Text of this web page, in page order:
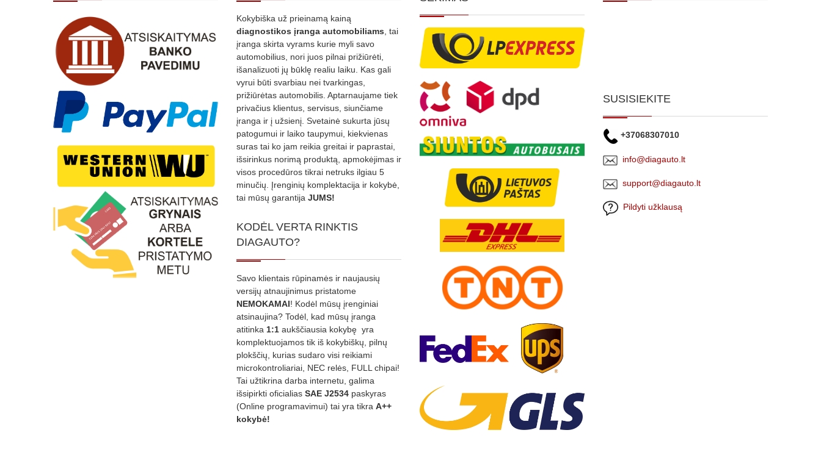
Kokybiška už prieinamą kainą
diagnostikos įranga automobiliams , tai
įranga skirta vyrams kurie myli savo
automobilius, nori juos pilnai prižiūrėti,
išanalizuoti jų būklę realiu laiku. Kas gali
vyrui būti svarbiau nei tvarkingas,
prižiūrėtas automobilis. Aptarnaujame tiek
privačius klientus, servisus, siunčiame
įranga ir į užsienį. Svetainė sukurta jūsų
patogumui ir laiko taupymui, kiekvienas
suras tai ko jam reikia greitai ir paprastai,
išsirinkus norimą produktą, apmokėjimas ir
visos procedūros tikrai netruks ilgiau 5
minučių. Įrenginių komplektacija ir kokybė,
tai mūsų garantija JUMS!
KODĖL VERTA RINKTIS
DIAGAUTO?
Savo klientais rūpinamės ir naujausių
versijų atnaujinimus pristatome
NEMOKAMAI! Kodėl mūsų įrenginiai
atsinaujina? Todėl, kad mūsų įranga
atitinka 1:1 aukščiausia kokybę yra
komplektuojamos tik iš kokybiškų, pilnų
plokščių, kurias sudaro visi reikiami
microkontroliariai, NEC relės, FULL chipai!
Tai užtikrina darba internetu, galima
išsipirkti oficialias SAE J2534 paskyras
(Online programavimui) tai yra tikra A++
kokybė!
SUSISIEKITE
+37068307010
info@diagauto.lt
support@diagauto.lt
Pildyti užklausą